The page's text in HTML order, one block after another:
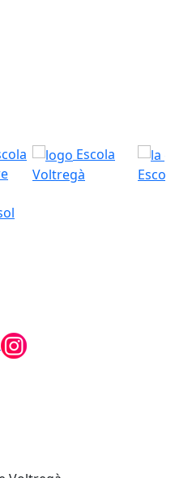
Escola
Voltregà